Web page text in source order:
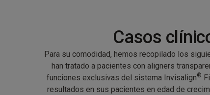
Casos
Para su comodidad, hemos recopilado los
han tratado a pacientes con aligners
funciones exclusivas del sistema Invisalign®
resultados en sus pacientes en edad de